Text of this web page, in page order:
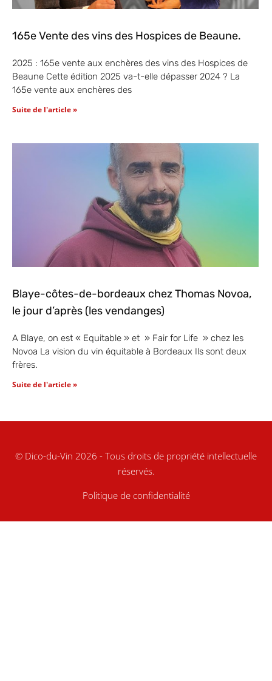
165e Vente des vins des Hospices de Beaune.
2025 : 165e vente aux enchères des vins des Hospices de
Beaune Cette édition 2025 va-t-elle dépasser 2024 ? La
165e vente aux enchères des
Suite de l'article »
Blaye-côtes-de-bordeaux chez Thomas Novoa,
le jour d’après (les vendanges)
A Blaye, on est « Equitable » et » Fair for Life » chez les
Novoa La vision du vin équitable à Bordeaux Ils sont deux
frères.
Suite de l'article »
© Dico-du-Vin 2026 - Tous droits de propriété intellectuelle
réservés.
Politique de confidentialité